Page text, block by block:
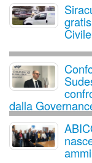
Civile
dalla